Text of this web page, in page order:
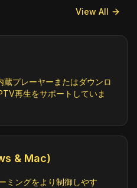
View All
プレーヤーまたはダウンロ
再生をサポートしていま
& Mac)
ミングをより制御しやす